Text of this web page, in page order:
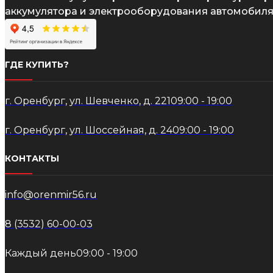
аккумулятора и электрооборудования
ГДЕ КУПИТЬ?
г. Оренбург, ул. Шевченко, д. 22109:00 - 19:00
г. Оренбург, ул. Шоссейная, д. 2409:00 - 19:00
КОНТАКТЫ
info@orenmir56.ru
8 (3532) 60-00-03
Каждый день09:00 - 19:00